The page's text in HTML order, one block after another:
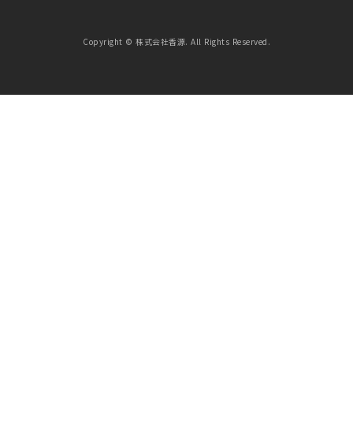
Copyright © 株式会社香源. All Rights Reserved.